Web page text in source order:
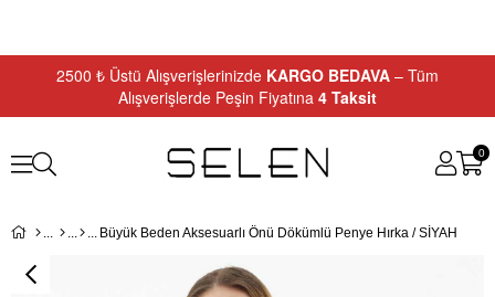
2500 ₺ Üstü Alışverişlerinizde KARGO BEDAVA – Tüm
Alışverişlerde Peşin Fiyatına 4 Taksit
0
Büyük Beden Aksesuarlı Önü Dökümlü Penye Hırka / SİYAH